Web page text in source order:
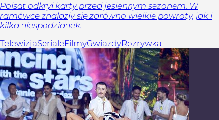
Polsat odkrył karty przed jesiennym sezonem. W
ramówce znalazły się zarówno wielkie powroty, jak i
kilka niespodzianek.
TelewizjaSerialeFilmyGwiazdyRozrywka